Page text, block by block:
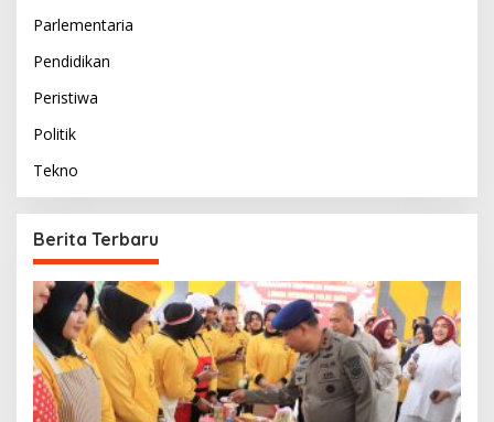
Parlementaria
Pendidikan
Peristiwa
Politik
Tekno
Berita Terbaru